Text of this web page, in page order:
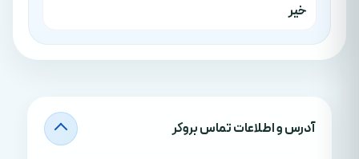
خیر
آدرس‌ و اطلاعات تماس بروکر